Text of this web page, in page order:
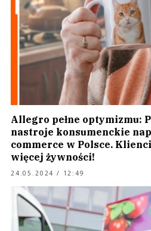
Allegro pełne optymizmu:
nastroje konsumenckie
commerce w Polsce.
więcej żywności!
24.05.2024 / 12:49